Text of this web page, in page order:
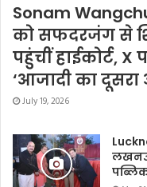
Sonam
को सफदरजंग से
पहुंचीं हाईकोर्ट,
‘आजादी का
July 19, 2026
लखनऊ